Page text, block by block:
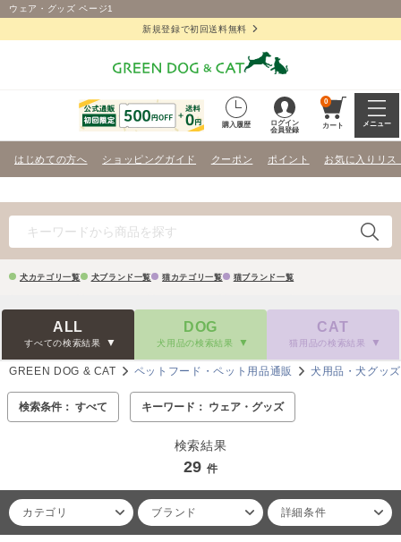
ウェア・グッズ ページ1
新規登録で初回送料無料
購入履歴
ログイン
会員登録
0
カート メニュー
はじめての方へ ショッピングガイド クーポン ポイント お気に入りリス
犬カテゴリ一覧 犬ブランド一覧 猫カテゴリ一覧 猫ブランド一覧
ALL
すべての検索結果
DOG
犬用品の検索結果
CAT
猫用品の検索結果
GREEN DOG & CAT ペットフード・ペット用品通販 犬用品・犬グッズ
検索条件： すべて キーワード： ウェア・グッズ
検索結果
29 件
カテゴリ ブランド 詳細条件